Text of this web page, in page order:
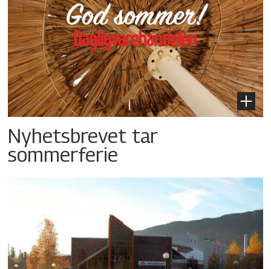
Nyhetsbrevet tar
sommerferie